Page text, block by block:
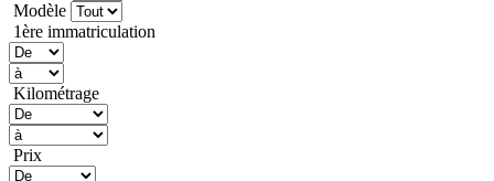
Modèle
1ère immatriculation
Kilométrage
Prix